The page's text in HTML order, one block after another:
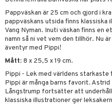
Pappväskan är 25 cm och gjord i
pappväskans utsida finns
Vang Nyman. Inuti väskan finns en
namn så ni vet vem den tillhör. Nu
äventyr med Pippi!
Mått: 8 x 25,5 x 19 cm.
Pippi - Lek med världens
Pippi är många barns favorit.
Långstrump fortsätter att
klassiska illustrationer ger
Pet Shop
- Hästar
Wild Life
Born
Prinsessor
Stockholm
Hoppetossa
Villa Villerkulla
& Gungdjur
Åberg